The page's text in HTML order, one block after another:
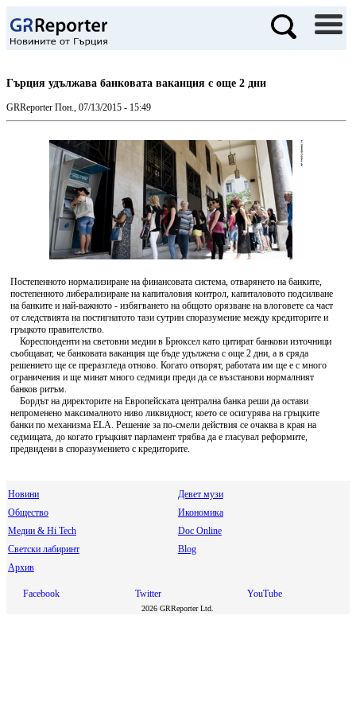
Гърция удължава банковата ваканция с още 2 дни
GRReporter Пон., 07/13/2015 - 15:49
Постепенното нормализиране на финансовата система, отварянето на банките,
постепенното либерализиране на капиталовия контрол, капиталовото подсилване
на банките и най-важното - избягването на общото орязване на влоговете са част
от следствията на постигнатото тази сутрин споразумение между кредиторите и
гръцкото правителство.
Кореспонденти на световни медии в Брюксел като цитират банкови източници
съобщават, че банковата ваканция ще бъде удължена с още 2 дни, а в сряда
решението ще се преразгледа отново. Когато отворят, работата им ще е с много
ограничения и ще минат много седмици преди да се възстанови нормалният
банков ритъм.
Бордът на директорите на Европейската централна банка реши да остави
непроменено максималното ниво ликвидност, което се осигурява на гръцките
банки по механизма ELA. Решение за по-смели действия се очаква в края на
седмицата, до когато гръцкият парламент трябва да е гласувал реформите,
предвидени в споразумението с кредиторите.
Новини
Девет музи
Общество
Икономика
Медии & Hi Tech
Doc Online
Светски лабиринт
Blog
Архив
Facebook Twitter YouTube
2026 GRReporter Ltd.